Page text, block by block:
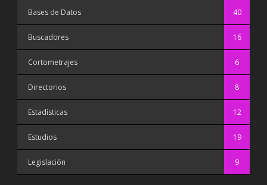
Bases de Datos 40
Buscadores 16
Cortometrajes 6
Directorios 8
Estadísticas 12
Estudios 19
Legislación 9